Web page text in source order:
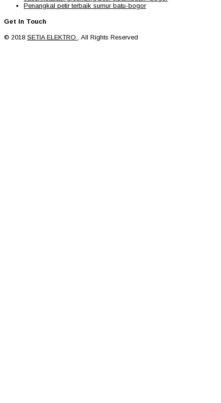
Penangkal petir terbaik sumur batu-bogor
Get In Touch
© 2018 SETIA ELEKTRO . All Rights Reserved